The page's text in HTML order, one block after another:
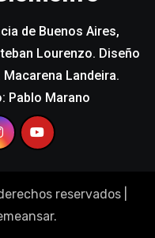
de Buenos Aires,
Lourenzo. Diseño
Macarena Landeira.
Pablo Marano
reservados
.